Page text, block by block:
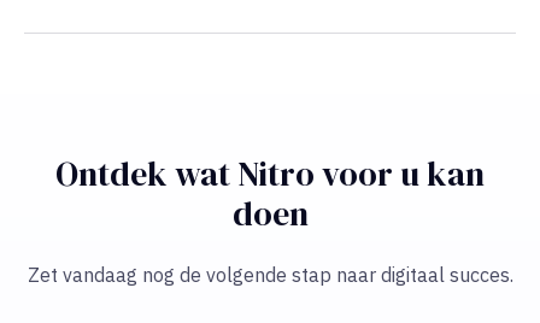
Ontdek wat Nitro voor u kan
doen
Zet vandaag nog de volgende stap naar digitaal succes.